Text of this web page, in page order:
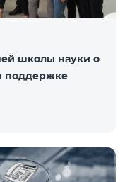
школы науки о
поддержке